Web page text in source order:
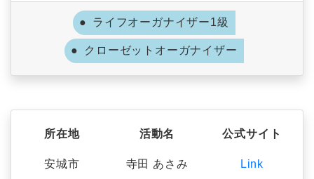
ライフオーガナイザー1級
クローゼットオーガナイザー
所在地
安城市
活動名
寺田 あさみ
公式サイト
Link